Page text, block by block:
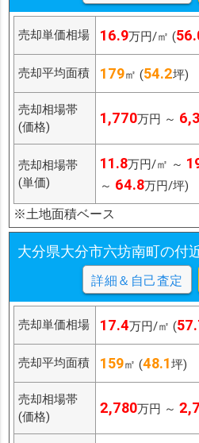
売却単価相場 16.9万円/㎡ (
売却平均面積 179㎡ (54.2坪)
売却相場帯
(価格)
1,770万円 ～
売却相場帯
(単価)
11.8万円/㎡ ～
～ 64.8万円/坪)
※土地面積ベース
大分県大分市六坊南町の付
詳細＆自己査定
売却単価相場 17.4万円/㎡ (
売却平均面積 159㎡ (48.1坪)
売却相場帯
(価格)
2,780万円 ～